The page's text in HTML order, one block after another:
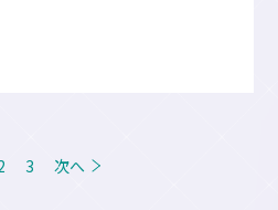
3 次へ